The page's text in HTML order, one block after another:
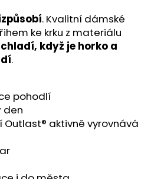
. Kvalitní dámské
ke krku z materiálu
chladí, když je horko a
.
pohodlí
den
aktivně vyrovnává